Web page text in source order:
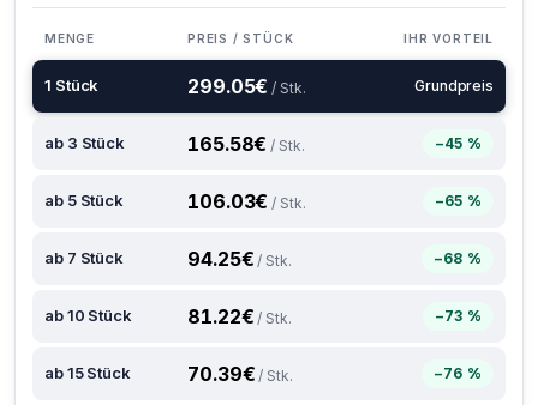
MENGE PREIS / STÜCK IHR VORTEIL
1 Stück 299.05€ / Stk. Grundpreis
ab 3 Stück 165.58€ / Stk. −45 %
ab 5 Stück 106.03€ / Stk. −65 %
ab 7 Stück 94.25€ / Stk. −68 %
ab 10 Stück 81.22€ / Stk. −73 %
ab 15 Stück 70.39€ / Stk. −76 %